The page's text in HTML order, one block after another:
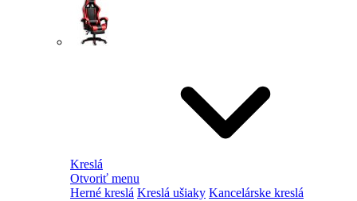
Kreslá
Otvoriť menu
Herné kreslá Kreslá ušiaky Kancelárske kreslá